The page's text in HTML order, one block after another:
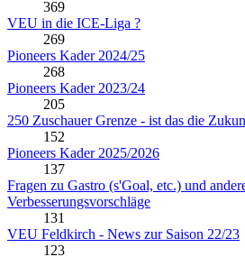
369
VEU in die ICE-Liga ?
269
Pioneers Kader 2024/25
268
Pioneers Kader 2023/24
205
250 Zuschauer Grenze - ist das die
152
Pioneers Kader 2025/2026
137
Fragen zu Gastro (s'Goal, etc.) und
Verbesserungsvorschläge
131
VEU Feldkirch - News zur Saison 22/23
123